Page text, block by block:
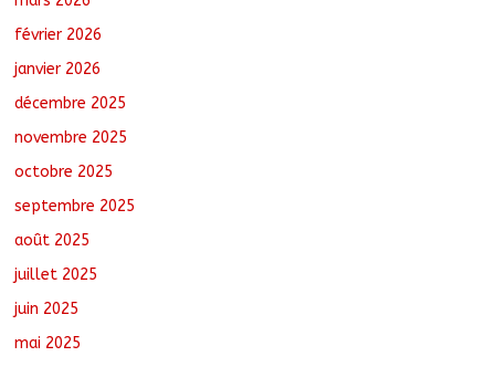
février 2026
janvier 2026
décembre 2025
novembre 2025
octobre 2025
septembre 2025
août 2025
juillet 2025
juin 2025
mai 2025